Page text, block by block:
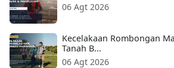
06 Agt 2026
Kecelakaan Rombongan
Tanah B...
06 Agt 2026